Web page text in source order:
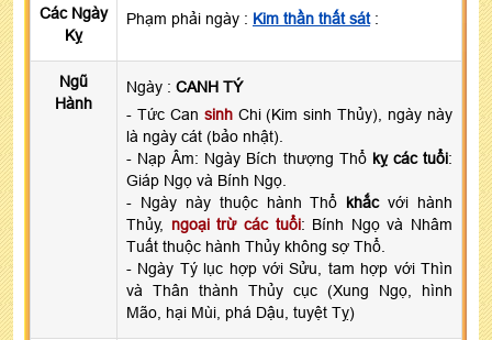
Các Ngày
Kỵ
Phạm phải ngày : Kim thần thất sát:
Ngũ
Hành
Ngày : CANH TÝ
- Tức Can sinhChi (Kim sinh Thủy), ngày này
là ngày cát (bảo nhật).
- Nạp Âm: Ngày Bích thượng Thổ kỵ các tuổi:
Giáp Ngọ và Bính Ngọ.
- Ngày này thuộc hành Thổ khắcvới hành
Thủy, ngoại trừ các tuổi: Bính Ngọ và Nhâm
Tuất thuộc hành Thủy không sợ Thổ.
- Ngày Tý lục hợp với Sửu, tam hợp với Thìn
và Thân thành Thủy cục (Xung Ngọ, hình
Mão, hại Mùi, phá Dậu, tuyệt Tỵ)